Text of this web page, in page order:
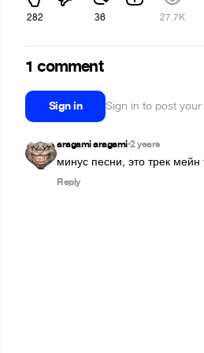
282 36 27.7K
1 comment
Sign in Sign in to post
aragami aragami•2 years
минус песни, это трек
Reply